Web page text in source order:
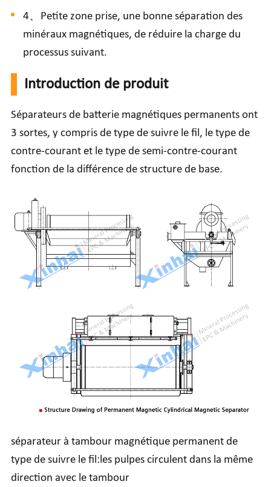
4、Petite zone prise, une bonne séparation des
minéraux magnétiques, de réduire la charge du
processus suivant.
Introduction de produit
Séparateurs de batterie magnétiques permanents ont
3 sortes, y compris de type de suivre le fil, le type de
contre-courant et le type de semi-contre-courant
fonction de la différence de structure de base.
séparateur à tambour magnétique permanent de
type de suivre le fil:les pulpes circulent dans la même
direction avec le tambour